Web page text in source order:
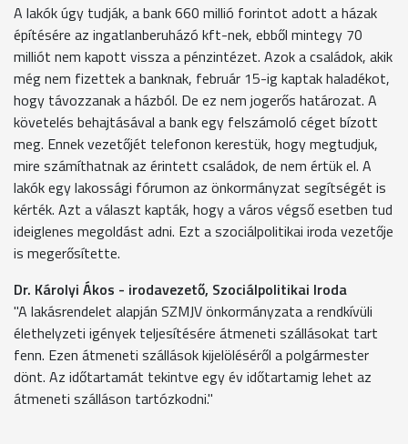
A lakók úgy tudják, a bank 660 millió forintot adott a házak
építésére az ingatlanberuházó kft-nek, ebből mintegy 70
milliót nem kapott vissza a pénzintézet. Azok a családok, akik
még nem fizettek a banknak, február 15-ig kaptak haladékot,
hogy távozzanak a házból. De ez nem jogerős határozat. A
követelés behajtásával a bank egy felszámoló céget bízott
meg. Ennek vezetőjét telefonon kerestük, hogy megtudjuk,
mire számíthatnak az érintett családok, de nem értük el. A
lakók egy lakossági fórumon az önkormányzat segítségét is
kérték. Azt a választ kapták, hogy a város végső esetben tud
ideiglenes megoldást adni. Ezt a szociálpolitikai iroda vezetője
is megerősítette.
Dr. Károlyi Ákos - irodavezető, Szociálpolitikai Iroda
"A lakásrendelet alapján SZMJV önkormányzata a rendkívüli
élethelyzeti igények teljesítésére átmeneti szállásokat tart
fenn. Ezen átmeneti szállások kijelöléséről a polgármester
dönt. Az időtartamát tekintve egy év időtartamig lehet az
átmeneti szálláson tartózkodni."